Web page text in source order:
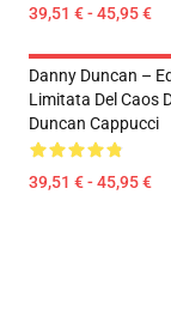
39,51 € - 45,95 €
Danny Duncan –
Limitata Del Caos
Duncan Cappucci
39,51 € - 45,95 €